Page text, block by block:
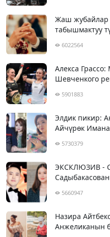
Жаш жубайлар
табышмактуу
6022564
Алекса
Шевченкого
5901883
Элдик пикир:
Айчүрөк
5730379
ЭКСКЛЮЗИВ -
5660947
Назира
Анжеликанын